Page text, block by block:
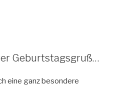
Geburtstagsgruß…
eine ganz besondere